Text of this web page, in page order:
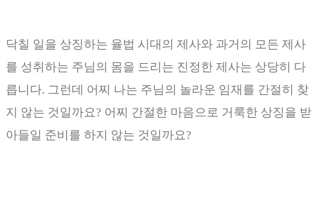
닥칠 일을 상징하는 율법 시대의 제사와 과거의 모든 제사
를 성취하는 주님의 몸을 드리는 진정한 제사는 상당히 다
릅니다. 그런데 어찌 나는 주님의 놀라운 임재를 간절히 찾
지 않는 것일까요? 어찌 간절한 마음으로 거룩한 상징을 받
아들일 준비를 하지 않는 것일까요?